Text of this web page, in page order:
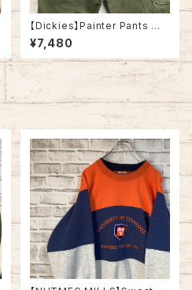
【Dickies】Painter Pants W3
6×L32 90s ディッキーズ ペイ
ンターパンツ ワークパンツ グリ
ーン カーキ オリーブ ダック地
ゆるだぼ ビッグシルエット オー
バーサイズ アメリカ 古着
¥7,480